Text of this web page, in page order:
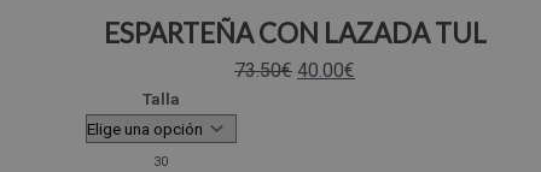
ESPARTEÑA CON LAZADA TUL
73.50€ 40.00€
Talla
30